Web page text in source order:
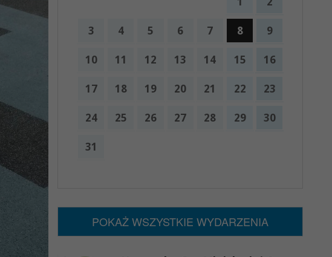
3 4 5 6 7 8 9
10 11 12 13 14 15 16
17 18 19 20 21 22 23
24 25 26 27 28 29 30
31
POKAŻ WSZYSTKIE WYDARZENIA